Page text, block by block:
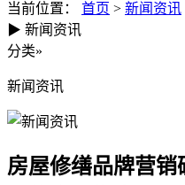
当前位置： 首页 > 新闻资讯
房屋修缮品
▶ 新闻资讯
分类»
新闻资讯
房屋修缮品牌营